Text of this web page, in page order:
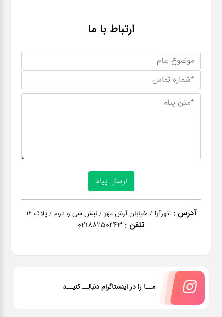
ارتباط با ما
آدرس : شهرآرا / خیابان آرش مهر / نبش سی و دوم / پلاک 16
تلفن : 02188250243
مــا را در اینستاگرام دنبالــ کنیــد